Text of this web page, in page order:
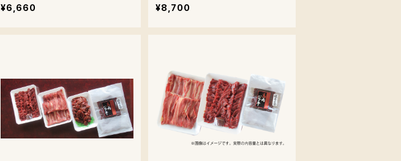
肉ジャーキー」
¥6,660
肉ジャーキー」
¥8,700